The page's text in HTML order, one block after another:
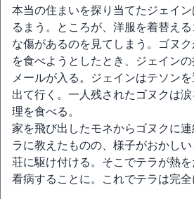
本当の住まいを探り当てたジェイ
るまう。ところが、洋服を着替え
な傷があるのを見てしまう。ゴヌ
を食べようとしたとき、ジェイン
メールが入る。ジェインはテソン
出て行く。一人残されたゴヌクは
理を食べる。
家を飛び出したモネからゴヌクに
ラに教えたものの、様子がおかし
荘に駆け付ける。そこでテラが熱
看病することに。これでテラは完全